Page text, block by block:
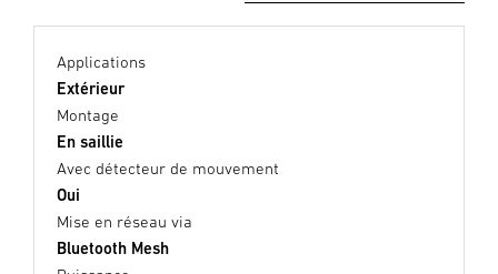
Applications
Extérieur
Montage
En saillie
Avec détecteur de mouvement
Oui
Mise en réseau via
Bluetooth Mesh